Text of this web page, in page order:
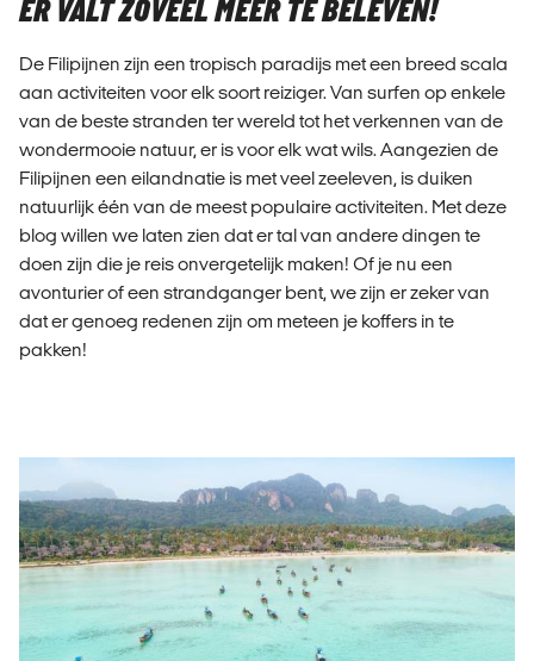
ER VALT ZOVEEL MEER TE BELEVEN!
De Filipijnen zijn een tropisch paradijs met een breed scala
aan activiteiten voor elk soort reiziger. Van surfen op enkele
van de beste stranden ter wereld tot het verkennen van de
wondermooie natuur, er is voor elk wat wils. Aangezien de
Filipijnen een eilandnatie is met veel zeeleven, is duiken
natuurlijk één van de meest populaire activiteiten. Met deze
blog willen we laten zien dat er tal van andere dingen te
doen zijn die je reis onvergetelijk maken! Of je nu een
avonturier of een strandganger bent, we zijn er zeker van
dat er genoeg redenen zijn om meteen je koffers in te
pakken!